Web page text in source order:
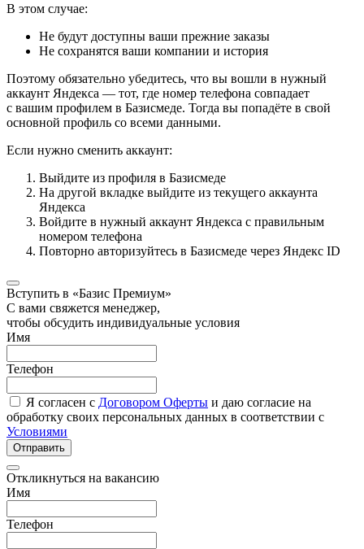
В этом случае:
Не будут доступны ваши прежние заказы
Не сохранятся ваши компании и история
Поэтому обязательно убедитесь, что вы вошли в нужный
аккаунт Яндекса — тот, где номер телефона совпадает
с вашим профилем в Базисмеде. Тогда вы попадёте в свой
основной профиль со всеми данными.
Если нужно сменить аккаунт:
Выйдите из профиля в Базисмеде
На другой вкладке выйдите из текущего аккаунта
Яндекса
Войдите в нужный аккаунт Яндекса с правильным
номером телефона
Повторно авторизуйтесь в Базисмеде через Яндекс ID
Вступить в «Базис Премиум»
С вами свяжется менеджер,
чтобы обсудить индивидуальные условия
Имя
Телефон
Я согласен с Договором Оферты и даю согласие на
обработку своих персональных данных в соответствии с
Условиями
Отправить
Откликнуться на вакансию
Имя
Телефон